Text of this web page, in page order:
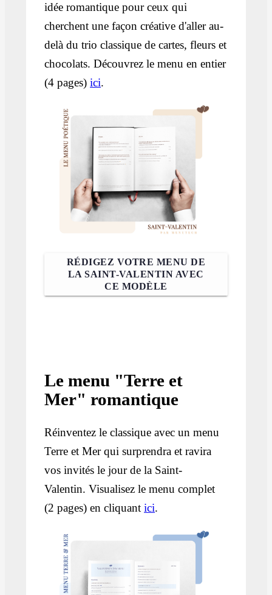
idée romantique pour ceux qui
cherchent une façon créative d'aller au-
delà du trio classique de cartes, fleurs et
chocolats. Découvrez le menu en entier
(4 pages)ici.
RÉDIGEZ VOTRE MENU DE
LA SAINT-VALENTIN AVEC
CE MODÈLE
Le menu "Terre et
Mer" romantique
Réinventez le classique avec un menu
Terre et Mer qui surprendra et ravira
vos invités le jour de la Saint-
Valentin. Visualisez le menu complet
(2 pages) en cliquantici.